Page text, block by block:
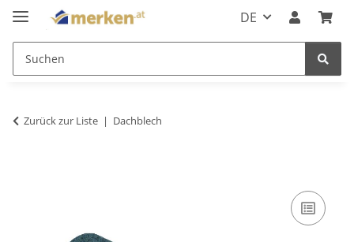
DE
Zurück zur Liste Dachblech